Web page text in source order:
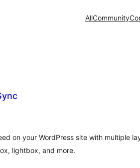
AllCommunity
on your WordPress site with multiple
lightbox, and more.